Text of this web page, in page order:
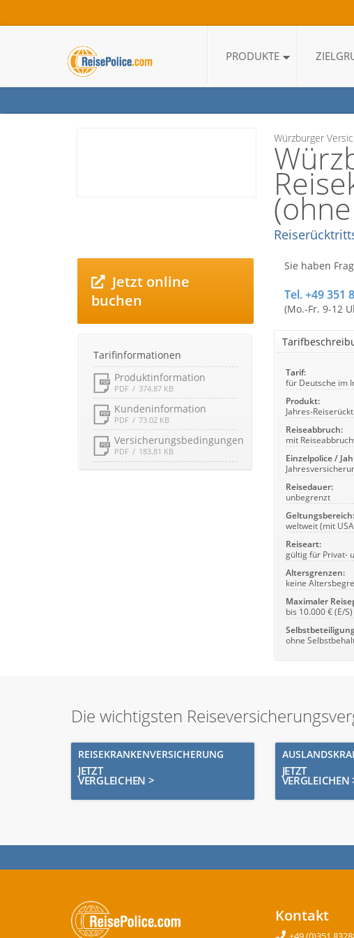
PRODUKTE
Würzburger
Sie haben
Tel. +49 351
(Mo.-Fr. 9-12
Tarif:
für Deutsche im
Produkt:
Jahres-
Reiseabbruch:
mit
Einzelpolice /
Reisedauer:
unbegrenzt
Geltungsbereich:
weltweit (mit
Reiseart:
gültig für Privat-
Altersgrenzen:
keine
Maximaler
bis 10.000 € (E/
ohne
Jetzt online
buchen
Tarifinformationen
Produktinformation
PDF 374.87 KB
Kundeninformation
PDF 73.02 KB
Versicherungsbedingungen
PDF 183.81 KB
Die wichtigsten
REISEKRANKENVERSICHERUNG
JETZT
VERGLEICHEN >
JETZT
VERGLEICHEN
Kontakt